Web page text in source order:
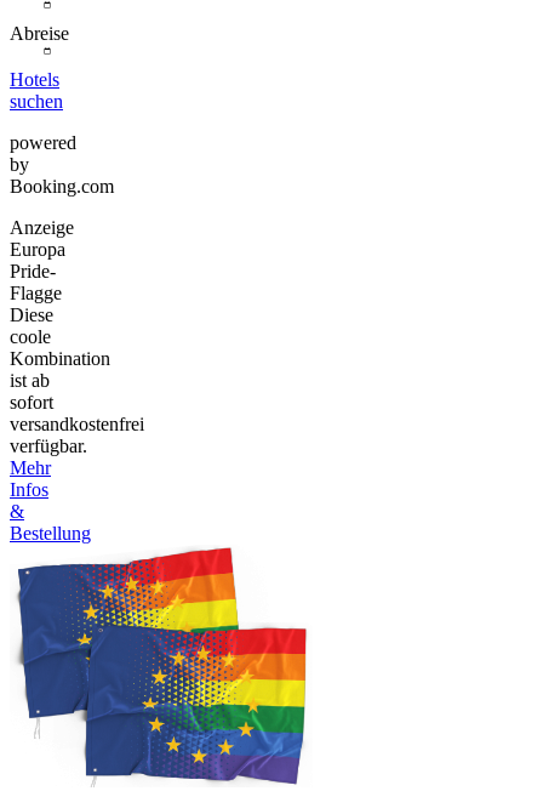
Abreise
Hotels
suchen
powered
by
Booking.com
Anzeige
Europa
Pride-
Flagge
Diese
coole
Kombination
ist ab
sofort
versandkostenfrei
verfügbar.
Mehr
Infos
&
Bestellung